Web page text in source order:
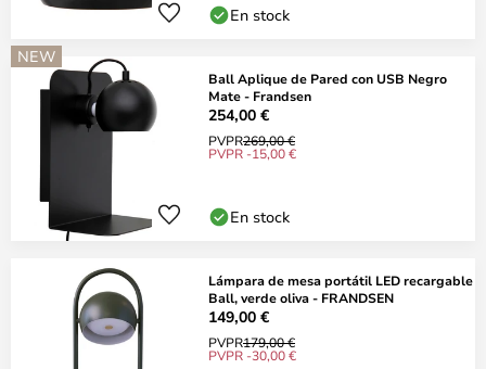
En stock
NEW
Ball Aplique de Pared con USB Negro
Mate - Frandsen
254,00 €
PVPR269,00 €
PVPR -15,00 €
En stock
Lámpara de mesa portátil LED recargable
Ball, verde oliva - FRANDSEN
149,00 €
PVPR179,00 €
PVPR -30,00 €